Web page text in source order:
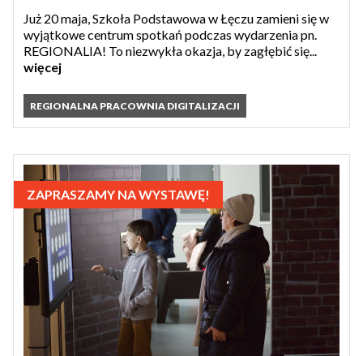
Już 20 maja, Szkoła Podstawowa w Łęczu zamieni się w
wyjątkowe centrum spotkań podczas wydarzenia pn.
REGIONALIA! To niezwykła okazja, by zagłębić się...
więcej
REGIONALNA PRACOWNIA DIGITALIZACJI
ZAPRASZAMY NA WYSTAWĘ!